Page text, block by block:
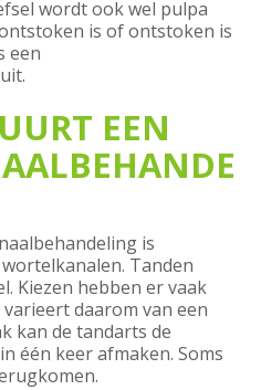
wordt ook wel pulpa
is of ontstoken is
een
EEN
is
Tanden
Kiezen hebben er vaak
daarom van een
kan de tandarts de
één keer afmaken. Soms